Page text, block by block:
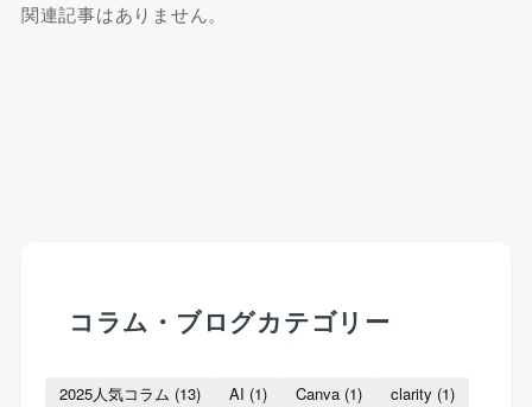
関連記事はありません。
コラム・ブログカテゴリー
2025人気コラム (13) AI (1) Canva(1) clarity (1)